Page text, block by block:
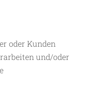
oder Kunden
und/oder